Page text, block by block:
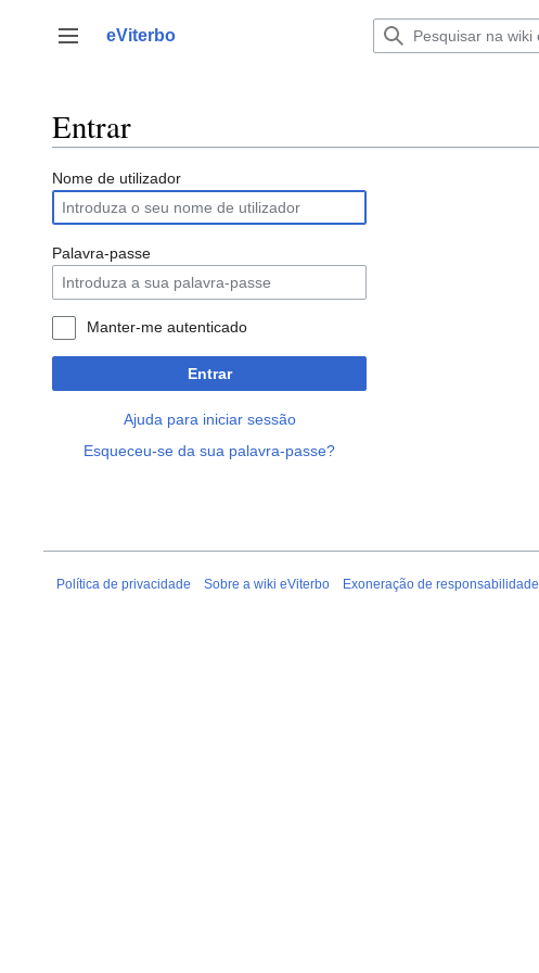
para
Alternar barra lateral
eViterbo
Entrar
Nome de utilizador
Palavra-passe
Manter-me autenticado
Entrar
Ajuda para iniciar sessão
Esqueceu-se da sua palavra-passe?
Política de privacidade Sobre a wiki eViterbo Exoneração de responsabilidade